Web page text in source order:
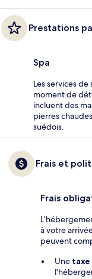
Prestations
Spa
Les services
moment de
incluent des
pierres
suédois.
Frais et
Frais
à votre
peuvent
Une taxe